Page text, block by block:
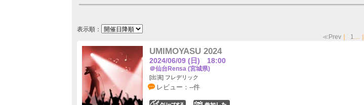
表示順：
≪Prev ｜ 1 …｜
UMIMOYASU 2024
2024/06/09 (日) 18:00
＠仙台Rensa (宮城県)
[出演] フレデリック
レビュー：--件